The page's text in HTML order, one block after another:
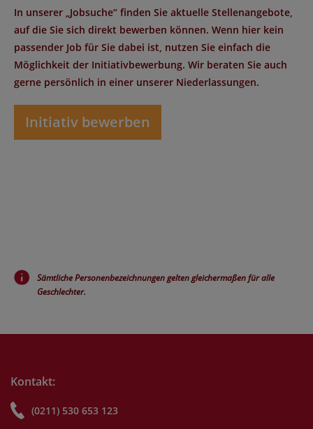
In unserer „Jobsuche“ finden Sie aktuelle Stellenangebote,
auf die Sie sich direkt bewerben können. Wenn hier kein
passender Job für Sie dabei ist, nutzen Sie einfach die
Möglichkeit der Initiativbewerbung. Wir beraten Sie auch
gerne persönlich in einer unserer Niederlassungen.
Initiativ bewerben
Sämtliche Personenbezeichnungen gelten gleichermaßen für alle
Geschlechter.
Kontakt:
(0211) 530 653 123